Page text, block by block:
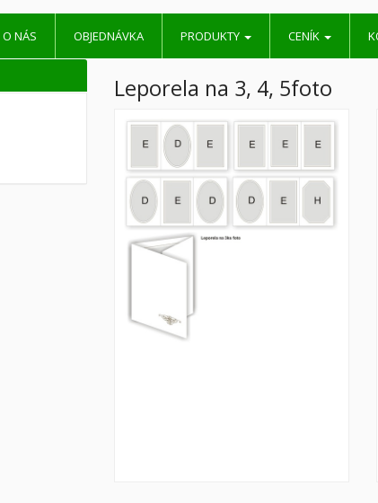
O NÁS OBJEDNÁVKA PRODUKTY CENÍK
Leporela na 3, 4, 5foto